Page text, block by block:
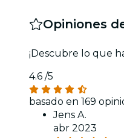
Opiniones
¡Descubre lo que
4.6 /5
basado en 169
Jens A.
abr 2023